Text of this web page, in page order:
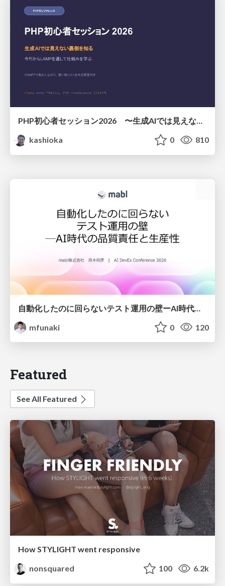
PHP初心者セッション2026 〜生成AIでは見えない裏側を知る：今だからLAMPを通して仕組みを学ぶ〜
kashioka
0 810
mfunaki
0 120
Featured
See All Featured
How STYLIGHT went responsive
nonsquared
100 6.2k